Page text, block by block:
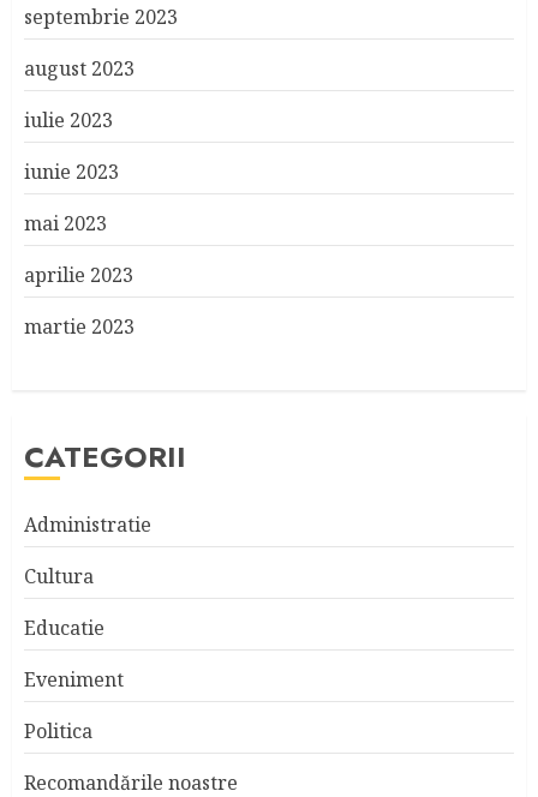
septembrie 2023
august 2023
iulie 2023
iunie 2023
mai 2023
aprilie 2023
martie 2023
CATEGORII
Administratie
Cultura
Educatie
Eveniment
Politica
Recomandările noastre